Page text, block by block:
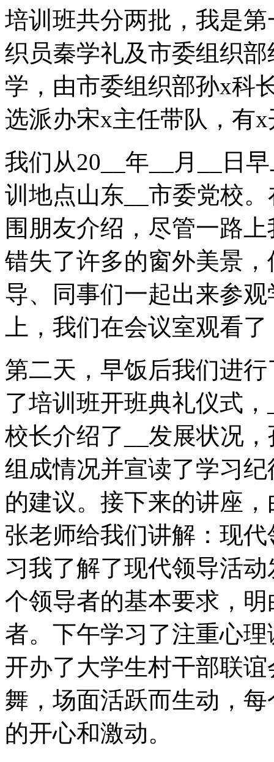
培训班共分两批，我是
织员秦学礼及市委组织
学，由市委组织部孙x科
选派办宋x主任带队，有
我们从20__年__月__日
训地点山东__市委党校
围朋友介绍，尽管一路
错失了许多的窗外美景
导、同事们一起出来参
上，我们在会议室观看
第二天，早饭后我们进
了培训班开班典礼仪式
校长介绍了__发展状况
组成情况并宣读了学习
的建议。接下来的讲座
张老师给我们讲解：现
习我了解了现代领导活
个领导者的基本要求，
者。下午学习了注重心
开办了大学生村干部联
舞，场面活跃而生动，
的开心和激动。